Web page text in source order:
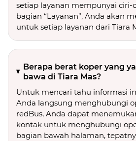
setiap layanan mempunyai ciri-
bagian “Layanan”, Anda akan
untuk setiap layanan dari Tiara
Berapa berat koper yang
bawa di Tiara Mas?
Untuk mencari tahu informasi
Anda langsung menghubungi
redBus, Anda dapat
kontak untuk menghubungi
bagian bawah halaman,